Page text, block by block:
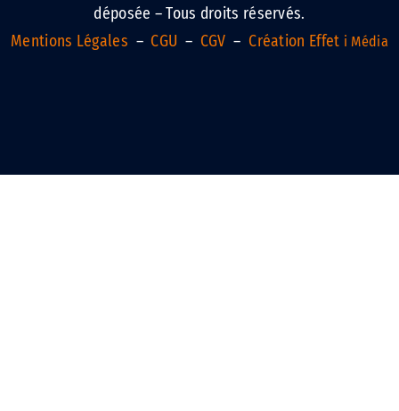
déposée – Tous droits réservés.
Mentions Légales –CGU – CGV –Création Effet i Média